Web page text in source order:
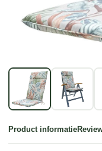
Product informatie